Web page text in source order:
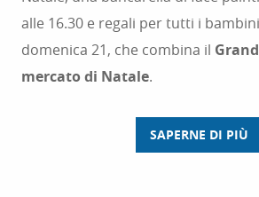
alle 16.30 e regali per tutti i
domenica 21, che combina il
mercato di Natale.
SAPERNE DI PIÙ